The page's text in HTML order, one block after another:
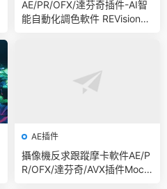
AE/PR/OFX/達芬奇插件-AI智
能自動化調色軟件 REVisionFX
AE插件
攝像機反求跟蹤摩卡軟件AE/P
R/OFX/達芬奇/AVX插件Moch